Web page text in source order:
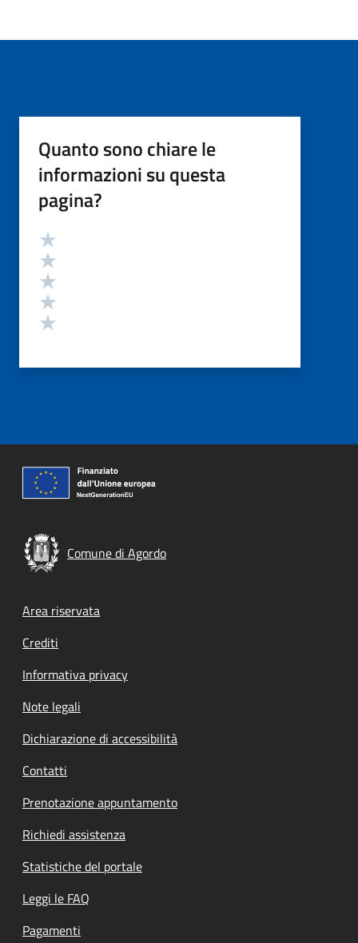
Quanto sono chiare le
informazioni su questa
pagina?
Valutazione
Comune di Agordo
Footer menu
Area riservata
Crediti
Informativa privacy
Note legali
Dichiarazione di accessibilità
Contatti
Prenotazione appuntamento
Richiedi assistenza
Statistiche del portale
Leggi le FAQ
Pagamenti